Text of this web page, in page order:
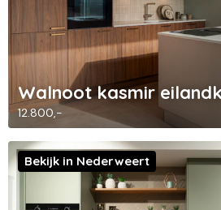
Walnoot kasmir
12.800,-
Bekijk in Nederweert